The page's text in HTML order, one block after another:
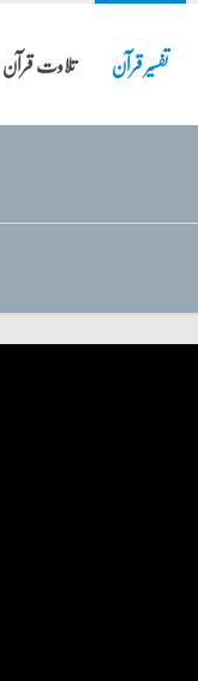
تفسیر قرآن تلاوت قرآن